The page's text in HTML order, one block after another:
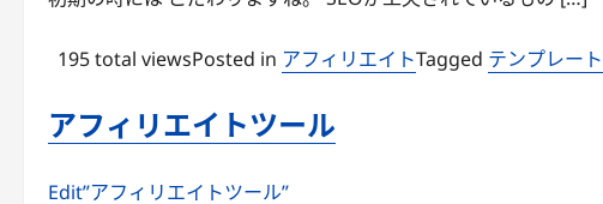
195 total viewsPosted in アフィリエイトTagged テンプレート
アフィリエイトツール
Edit”アフィリエイトツール”